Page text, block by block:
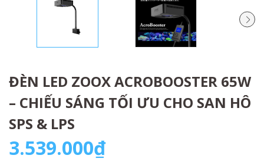
ĐÈN LED ZOOX ACROBOOSTER 65W
– CHIẾU SÁNG TỐI ƯU CHO SAN HÔ
SPS & LPS
3.539.000₫